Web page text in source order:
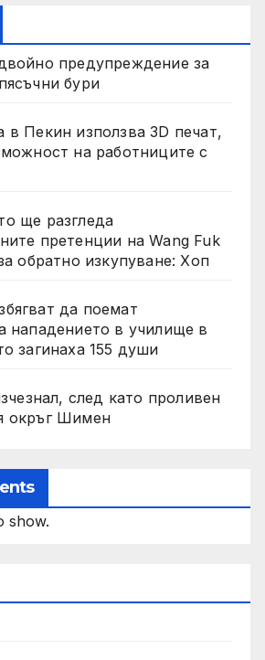
предупреждение за
бури
в Пекин използва 3D печат,
на работниците с
ще разгледа
претенции на Wang Fuk
обратно изкупуване: Хоп
да поемат
нападението в училище в
загинаха 155 души
след като проливен
окръг Шимен
show.